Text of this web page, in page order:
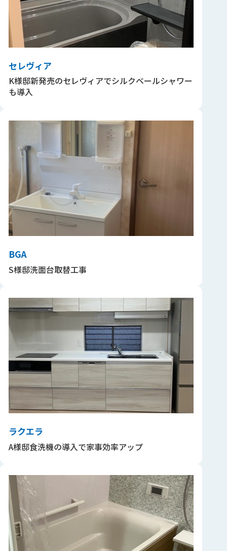
セレヴィア
K様邸新発売のセレヴィアでシルクベールシャワー
も導入
BGA
S様邸洗面台取替工事
ラクエラ
A様邸食洗機の導入で家事効率アップ